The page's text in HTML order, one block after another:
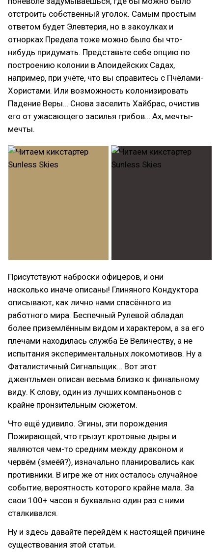
отстроить собственный уголок. Самым простым
ответом будет Элевтерия, но в закоулках и
отнорках Предела тоже можно было бы что-
нибудь придумать. Представьте себе опцию по
построению колонии в Апоидейских Садах,
например, при учёте, что вы справитесь с Пчёлами-
Хористами. Или возможность колонизировать
Падение Веры… Снова заселить Хайбрас, очистив
его от ужасающего засилья грибов… Ах, мечты-
мечты.
Присутствуют наброски офицеров, и они
насколько иначе описаны! Глиняного Кондуктора
описывают, как лично нами спасённого из
работного мира. Беспечный Рулевой обладал
более приземлённым видом и характером, а за его
плечами находилась служба Её Величеству, а не
испытания экспериментальных локомотивов. Ну а
Фаталистичный Сигнальщик… Вот этот
джентльмен описан весьма близко к финальному
виду. К слову, один из лучших компаньонов с
крайне пронзительным сюжетом.
Что ещё удивило. Эгины, эти порождения
Пожирающей, что грызут кротовые дыры и
являются чем-то средним между драконом и
червём (змеёй?), изначально планировались как
противники. В игре же от них осталось случайное
событие, вероятность которого крайне мала. За
свои 100+ часов я буквально один раз с ними
сталкивался.
Ну и здесь давайте перейдём к настоящей причине
существования этой статьи.